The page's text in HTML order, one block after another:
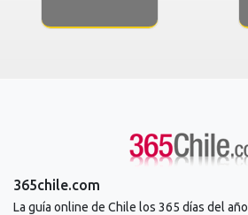
365chile.com
La guía online de Chile los 365 días del año